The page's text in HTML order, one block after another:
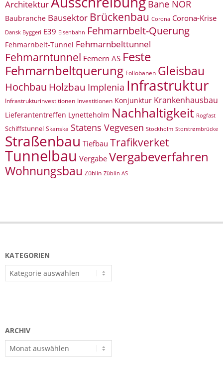
Architektur Bane NOR
Baubranche Bausektor Brückenbau Corona Corona-Krise
Dansk Byggeri E39 Eisenbahn Fehmarnbelt-Querung
Fehmarnbelt-Tunnel Fehmarnbelttunnel
Fehmarntunnel Femern AS Feste
Fehmarnbeltquerung Follobanen Gleisbau
Hochbau Holzbau Implenia Infrastruktur
Infrastrukturinvestitionen Investitionen Konjunktur Krankenhausbau
Lieferantentreffen Lynetteholm Nachhaltigkeit Rogfast
Schiffstunnel Skanska Statens Vegvesen Stockholm Storstrømbrücke
Straßenbau Tiefbau Trafikverket
Tunnelbau Vergabe Vergabeverfahren
Wohnungsbau Züblin Züblin AS
KATEGORIEN
Kategorien
ARCHIV
Archiv